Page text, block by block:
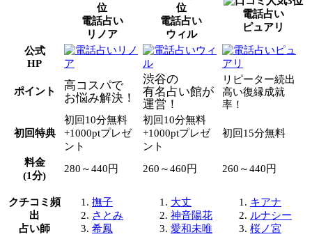
電話占い
リノア
電話占い
ウィル
電話占い
ピュアリ
公式
HP
ポイント
高コスパで
お悩み解決！
渋谷の
有名占い館が
運営！
リピーター続出
高い復縁成就
率！
初回特典
初回10分無料
+1000ptプレゼ
ント
初回10分無料
+1000ptプレゼ
ント
初回15分無料
料金
(1分)
280～440円 260～460円 260～440円
クチコミ頻
出
占い師
撫子
さとみ
希鳳
大丈
神音陽花
愛和未唯
キアナ
ルナシー
桜ノ宮